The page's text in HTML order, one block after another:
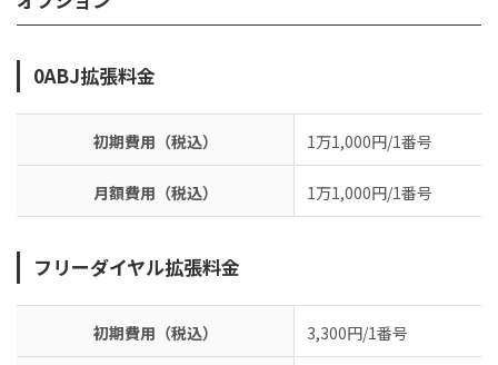
0ABJ拡張料金
初期費用（税込） 1万1,000円/1番号
月額費用（税込） 1万1,000円/1番号
フリーダイヤル拡張料金
初期費用（税込） 3,300円/1番号